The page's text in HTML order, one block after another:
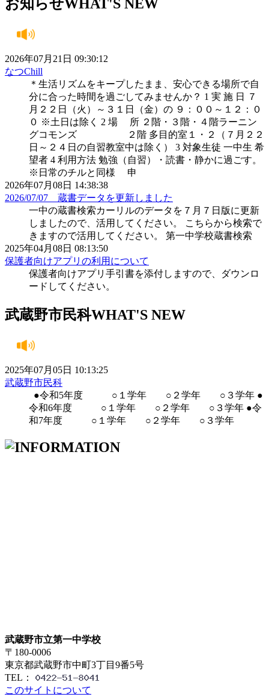
お知らせWHAT'S NEW
2026年07月21日 09:30:12
なつChill
＊生活リズムをキープしたまま、安心できる場所で自
分に合った時間を過ごしてみませんか？ 1 実 施 日 ７
月２２日（火）～３１日（金）の ９：００～１２：０
０ ※土日は除く 2 場 所 ２階・３階・４階ラーニン
グコモンズ ２階 多目的室１・２（７月２２
日～２４日の自習教室中は除く） 3 対象生徒 一中生 希
望者 4 利用方法 勉強（自習）・読書・静かに過ごす。
※日常のチルと同様 申
2026年07月08日 14:38:38
2026/07/07 蔵書データを更新しました
一中の蔵書検索カーリルのデータを７月７日版に更新
しましたので、活用してください。 こちらから検索で
きますので活用してください。 第一中学校蔵書検索
2025年04月08日 08:13:50
保護者向けアプリの利用について
保護者向けアプリ手引書を添付しますので、ダウンロ
ードしてください。
武蔵野市民科WHAT'S NEW
2025年07月05日 10:13:25
武蔵野市民科
●令和5年度 ○１学年 ○２学年 ○３学年 ●
令和6年度 ○１学年 ○２学年 ○３学年 ●令
和7年度 ○１学年 ○２学年 ○３学年
武蔵野市立第一中学校
〒180-0006
東京都武蔵野市中町3丁目9番5号
TEL：
このサイトについて